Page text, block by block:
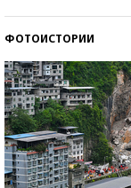
ФОТОИСТОРИИ